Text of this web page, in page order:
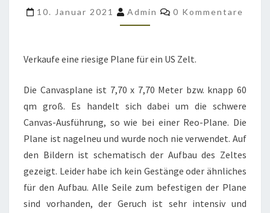
FÜR
PANZERZELT
ARMY
10. Januar 2021 Admin Kommentare
0 Kommentare
Verkaufe eine riesige Plane für ein US Zelt.
Die Canvasplane ist 7,70 x 7,70 Meter bzw. knapp 60
qm groß. Es handelt sich dabei um die schwere
Canvas-Ausführung, so wie bei einer Reo-Plane. Die
Plane ist nagelneu und wurde noch nie verwendet. Auf
den Bildern ist schematisch der Aufbau des Zeltes
gezeigt. Leider habe ich kein Gestänge oder ähnliches
für den Aufbau. Alle Seile zum befestigen der Plane
sind vorhanden, der Geruch ist sehr intensiv und